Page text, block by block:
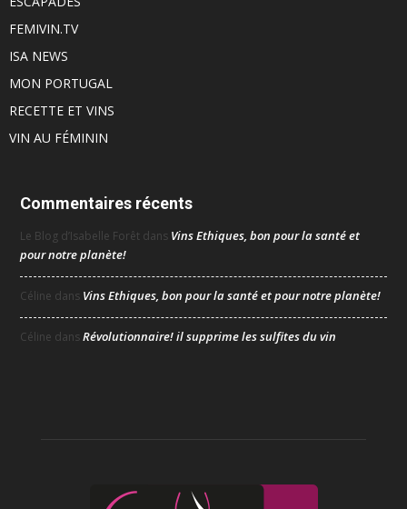
FEMIVIN.TV
ISA NEWS
MON PORTUGAL
RECETTE ET VINS
VIN AU FÉMININ
Commentaires récents
Le Blog d’Isabelle Forêt dans Vins Ethiques, bon pour la santé et
pour notre planète!
Céline dans Vins Ethiques, bon pour la santé et pour notre planète!
Céline dansRévolutionnaire! il supprime les sulfites du vin